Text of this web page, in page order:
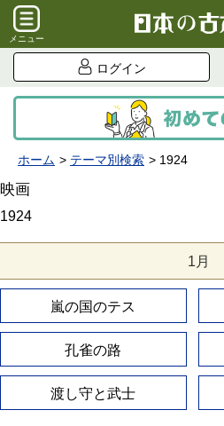
メニュー
ログイン
ホーム テーマ別検索 1924
映画
1924
1月
嵐の国のテス
孔雀の路
渡し守と武士